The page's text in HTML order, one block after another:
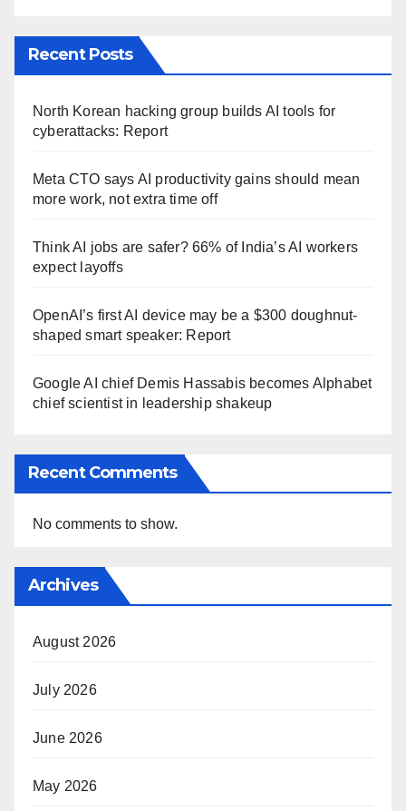
Recent Posts
North Korean hacking group builds AI tools for
cyberattacks: Report
Meta CTO says AI productivity gains should mean
more work, not extra time off
Think AI jobs are safer? 66% of India’s AI workers
expect layoffs
OpenAI’s first AI device may be a $300 doughnut-
shaped smart speaker: Report
Google AI chief Demis Hassabis becomes Alphabet
chief scientist in leadership shakeup
Recent Comments
No comments to show.
Archives
August 2026
July 2026
June 2026
May 2026